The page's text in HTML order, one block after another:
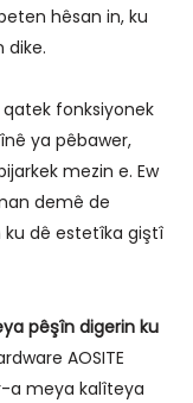
hêsan in, ku
dike.
fonksiyonek
ya pêbawer,
mezin e. Ew
demê de
ku dê estetîka giştî
pêşîn digerin ku
AOSITE
a meya kalîteya